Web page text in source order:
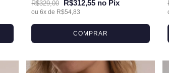
R$329,00 R$312,55 no Pix
ou 6x de R$54,83
COMPRAR